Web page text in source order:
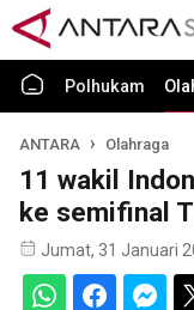
Polhukam
ANTARA Olahraga
11 wakil
ke semifinal
Jumat, 31 Januari